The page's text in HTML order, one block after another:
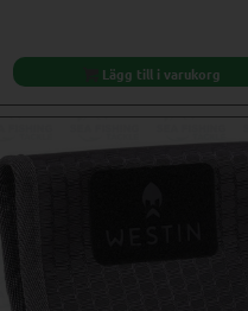
€32,88.
Lägg till i varukorg